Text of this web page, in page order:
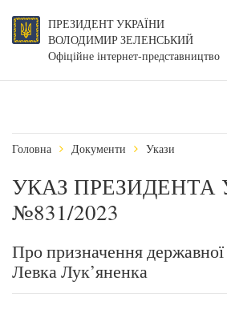
ПРЕЗИДЕНТ УКРАЇНИ
ВОЛОДИМИР ЗЕЛЕНСЬКИЙ
Офіційне інтернет-представництво
Головна Документи Укази
УКАЗ ПРЕЗИДЕНТА
№831/2023
Про призначення державної
Левка Лук’яненка